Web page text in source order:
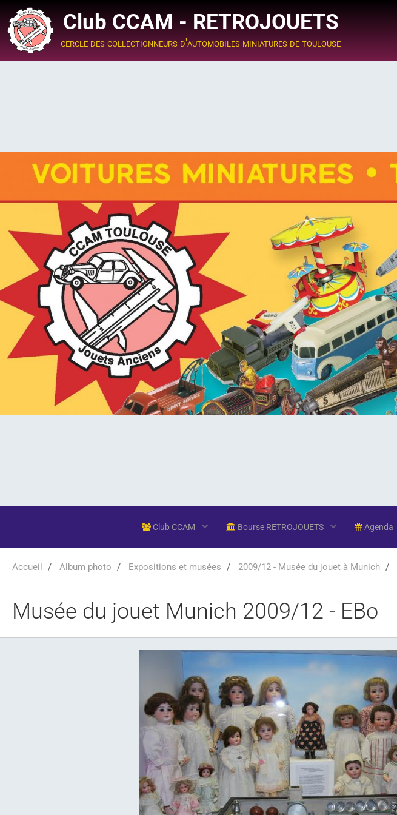
Club CCAM - RETROJOUETS
cercle des collectionneurs d'automobiles miniatures de toulouse
Club CCAM Bourse RETROJOUETS Agenda
Accueil Album photo Expositions et musées 2009/12 - Musée du jouet à Munich
Musée du jouet Munich 2009/12 - EBo